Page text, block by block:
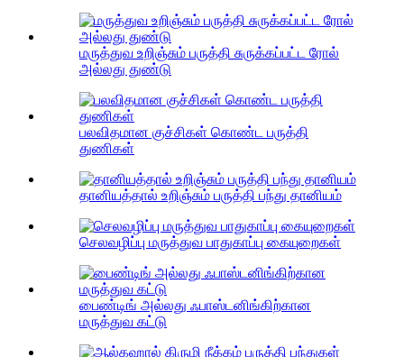
மருத்துவ உறிஞ்சும் பருத்தி சுருக்கப்பட்ட ரோல்
அல்லது துண்டு
பலவிதமான குச்சிகள் கொண்ட பருத்தி
துணிகள்
தானியத்தால் உறிஞ்சும் பருத்தி பந்து தானியம்
செலவழிப்பு மருத்துவ பாதுகாப்பு கையுறைகள்
பைண்டிங் அல்லது ஃபாஸ்டனிங்கிற்கான
மருத்துவ கட்டு